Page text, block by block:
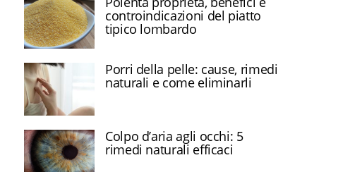
controindicazioni del piatto
tipico lombardo
Porri della pelle: cause, rimedi
naturali e come eliminarli
Colpo d’aria agli occhi: 5
rimedi naturali efficaci